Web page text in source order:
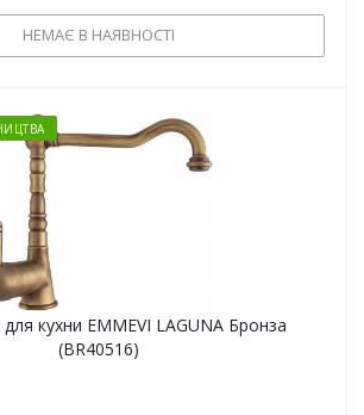
НЕМАЄ В НАЯВНОСТІ
кухни EMMEVI LAGUNA Бронза
(BR40516)